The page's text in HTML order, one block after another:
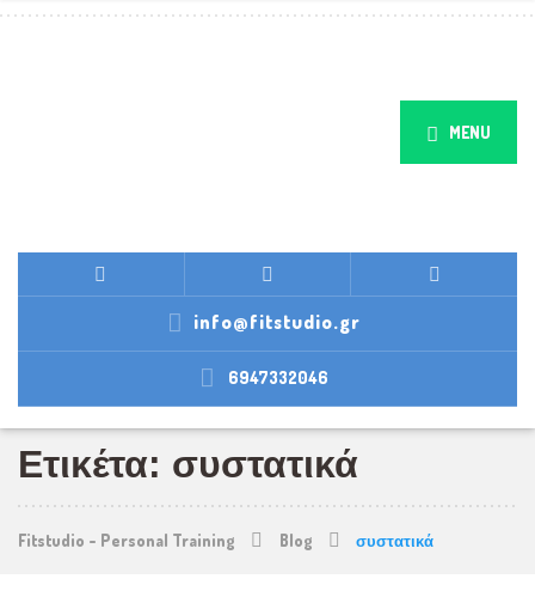
MENU
info@fitstudio.gr
6947332046
Ετικέτα: συστατικά
Fitstudio - Personal Training Blog συστατικά